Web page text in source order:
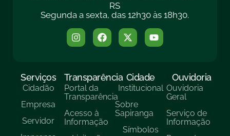
RS
Segunda a sexta, das 12h30 às 18h30.
Serviços
Cidadão
Empresa
Servidor
Transparência
Portal da
Transparência
Acesso à
Informação
Cidade
Institucional
Sobre
Sapiranga
Símbolos
Ouvidoria
Ouvidoria
Geral
Serviço de
Informação